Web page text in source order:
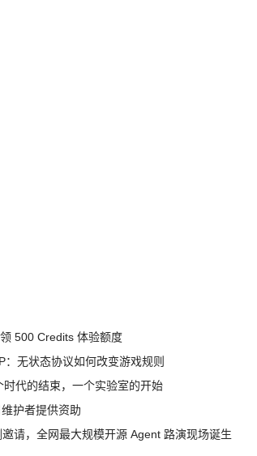
500 Credits 体验额度
无状态协议如何改变游戏规则
代的结束，一个实验室的开始
护者提供资助
请，全网最大规模开源 Agent 路演现场诞生